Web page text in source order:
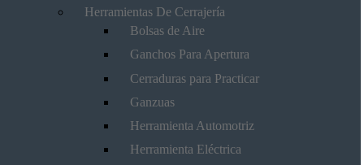
Herramientas De Cerrajería
Bolsas de Aire
Ganchos Para Apertura
Cerraduras para Practicar
Ganzuas
Herramienta Automotriz
Herramienta Eléctrica